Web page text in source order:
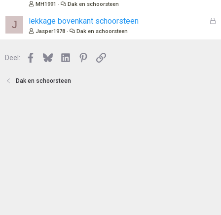
MH1991 Dak en schoorsteen
J
G
lekkage bovenkant schoorsteen
Jasper1978 Dak en schoorsteen
Deel: Facebook
BlueskyLinkedInPinterest
Link
Dak en schoorsteen